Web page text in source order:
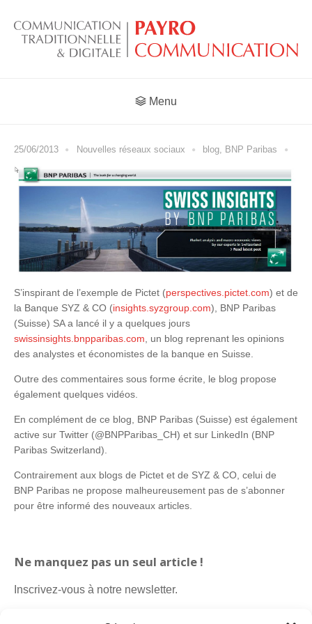
Menu
25/06/2013 Nouvelles réseaux sociaux blog, BNP Paribas
S’inspirant de l’exemple de Pictet (perspectives.pictet.com) et de
la Banque SYZ & CO (insights.syzgroup.com), BNP Paribas
(Suisse) SA a lancé il y a quelques jours
swissinsights.bnpparibas.com , un blog reprenant les opinions
des analystes et économistes de la banque en Suisse.
Outre des commentaires sous forme écrite, le blog propose
également quelques vidéos.
En complément de ce blog, BNP Paribas (Suisse) est également
active sur Twitter (@BNPParibas_CH) et sur LinkedIn (BNP
Paribas Switzerland).
Contrairement aux blogs de Pictet et de SYZ & CO, celui de
BNP Paribas ne propose malheureusement pas de s’abonner
pour être informé des nouveaux articles.
Ne manquez pas un seul article !
Inscrivez-vous à notre newsletter.